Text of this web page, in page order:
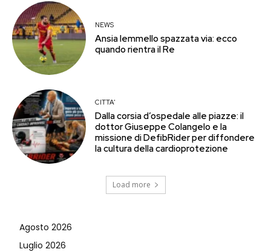
NEWS
Ansia Iemmello spazzata via: ecco
quando rientra il Re
CITTA'
Dalla corsia d’ospedale alle piazze: il
dottor Giuseppe Colangelo e la
missione di DefibRider per diffondere
la cultura della cardioprotezione
Load more
Agosto 2026
Luglio 2026